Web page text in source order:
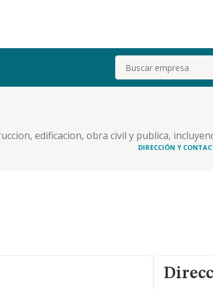
Buscar
edificacion, obra civil y publica,
reforma, conservacion y mantenimiento de
DIRECCIÓN Y